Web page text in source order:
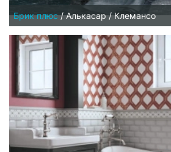
Брик плюс / Алькасар / Клемансо